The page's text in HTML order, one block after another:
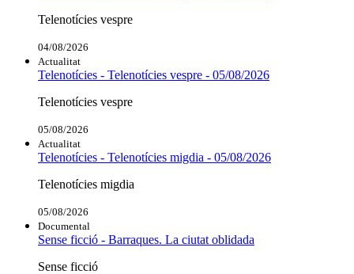
Telenotícies vespre
04/08/2026
Actualitat
Telenotícies - Telenotícies vespre - 05/08/2026
Telenotícies vespre
05/08/2026
Actualitat
Telenotícies - Telenotícies migdia - 05/08/2026
Telenotícies migdia
05/08/2026
Documental
Sense ficció - Barraques. La ciutat oblidada
Sense ficció